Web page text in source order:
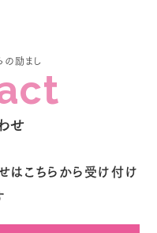
の励まし
せ
こちらから受け付け